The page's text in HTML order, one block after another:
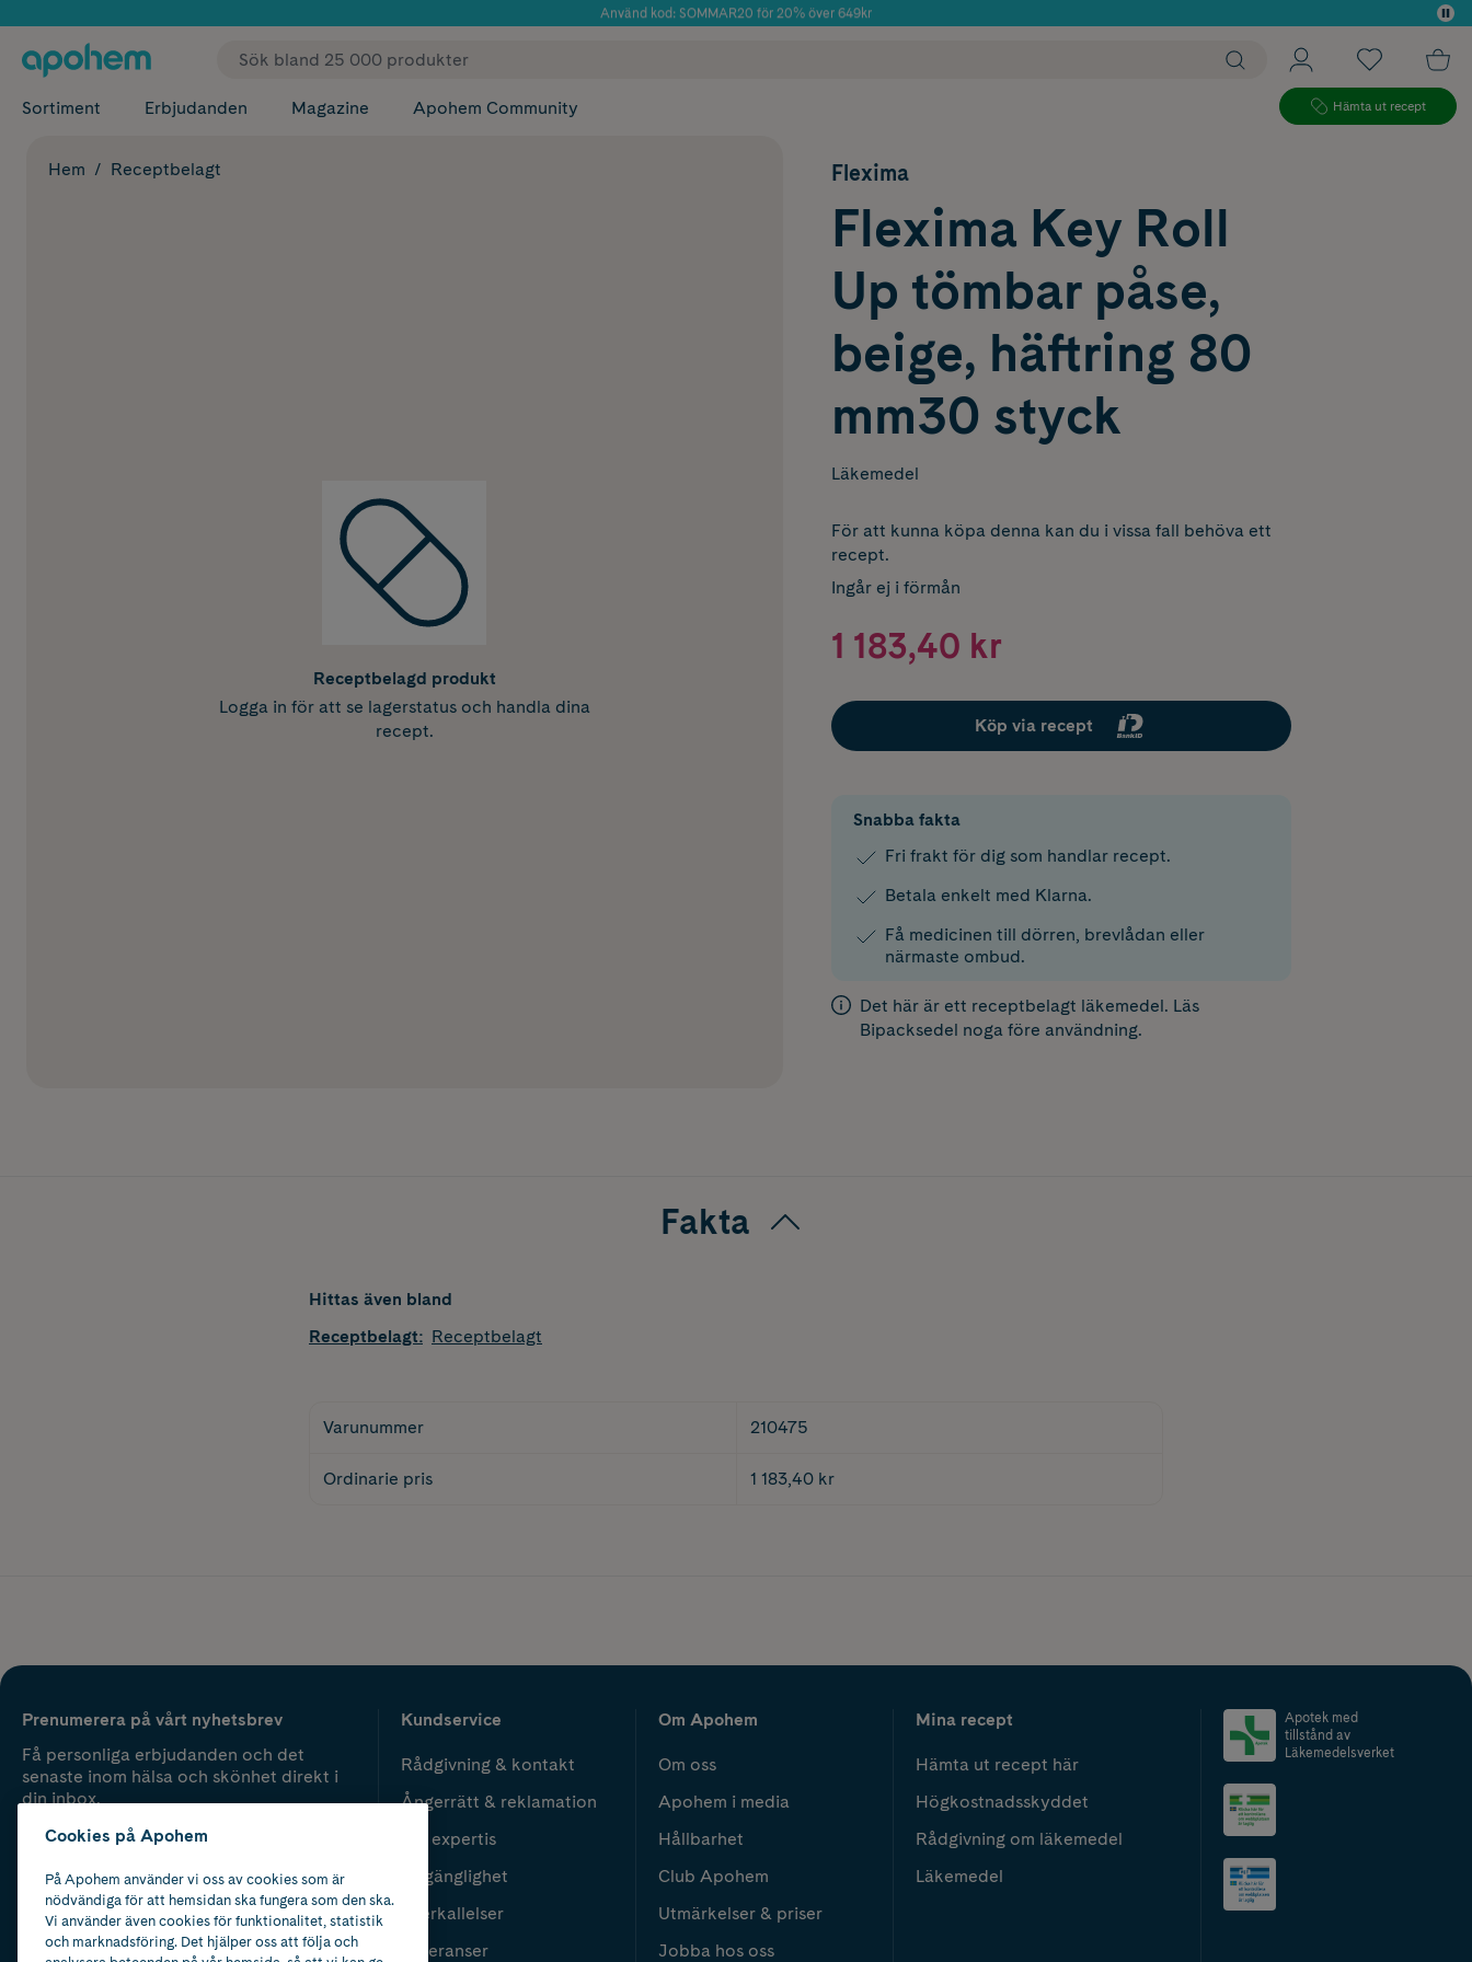
Använd kod: SOMMAR20 för 20% över 649kr
✓ Fri frakt
Sortiment Erbjudanden Magazine Apohem Community Hämta ut recept
Hem Receptbelagt
Receptbelagd produkt
Logga in för att se lagerstatus och handla dina
recept.
Flexima
Flexima Key Roll
Up tömbar påse,
beige, häftring 80
mm30 styck
Läkemedel
För att kunna köpa denna kan du i vissa fall behöva ett
recept.
Ingår ej i förmån
1 183,40 kr
Köp via recept
Snabba fakta
Fri frakt för dig som handlar recept.
Betala enkelt med Klarna.
Få medicinen till dörren, brevlådan eller
närmaste ombud.
Det här är ett receptbelagt läkemedel. Läs
Bipacksedel noga före användning.
Fakta
Hittas även bland
Receptbelagt: Receptbelagt
Varunummer 210475
Ordinarie pris 1 183,40 kr
Prenumerera på vårt nyhetsbrev
Få personliga erbjudanden och det
senaste inom hälsa och skönhet direkt i
din inbox.
Kundservice
Rådgivning & kontakt
Ångerrätt & reklamation
Vår expertis
Tillgänglighet
Återkallelser
Leveranser
Om Apohem
Om oss
Apohem i media
Hållbarhet
Club Apohem
Utmärkelser & priser
Jobba hos oss
Mina recept
Hämta ut recept här
Högkostnadsskyddet
Rådgivning om läkemedel
Läkemedel
Apotek med
tillstånd av
Läkemedelsverket
Cookies på Apohem
På Apohem använder vi oss av cookies som är
nödvändiga för att hemsidan ska fungera som den ska.
Vi använder även cookies för funktionalitet, statistik
och marknadsföring. Det hjälper oss att följa och